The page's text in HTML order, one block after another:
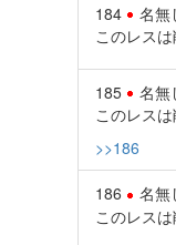
184 名無
このレス
185 名無
このレス
>>186
186 名無
このレス